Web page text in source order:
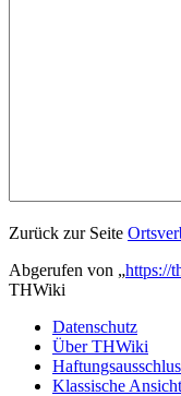
Zurück zur Seite
Abgerufen von „https://
THWiki
Datenschutz
Über THWiki
Klassische Ansicht